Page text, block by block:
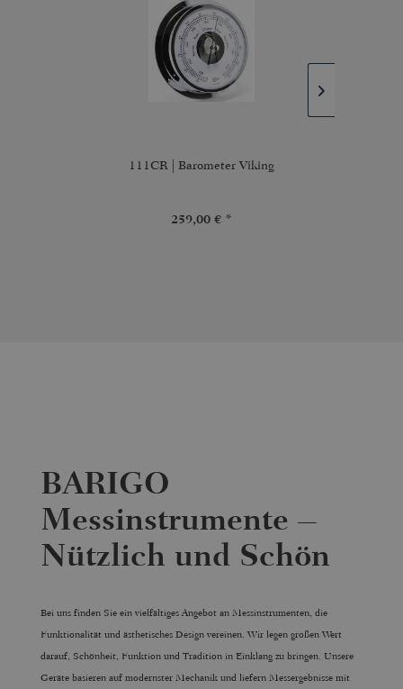
111CR | Barometer Viking
259,00 € *
BARIGO
Messinstrumente –
Nützlich und Schön
Bei uns finden Sie ein vielfältiges Angebot an Messinstrumenten, die
Funktionalität und ästhetisches Design vereinen. Wir legen großen Wert
darauf, Schönheit, Funktion und Tradition in Einklang zu bringen. Unsere
Geräte basieren auf modernster Mechanik und liefern Messergebnisse mit